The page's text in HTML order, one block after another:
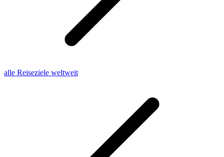
alle Reiseziele weltweit